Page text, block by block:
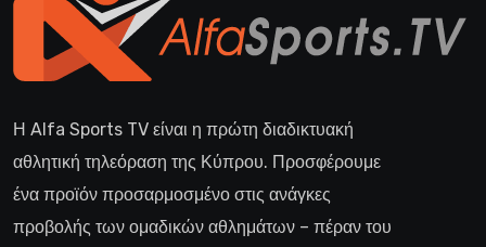
Η Alfa Sports TV είναι η πρώτη διαδικτυακή
αθλητική τηλεόραση της Κύπρου. Προσφέρουμε
ένα προϊόν προσαρμοσμένο στις ανάγκες
προβολής των ομαδικών αθλημάτων – πέραν του